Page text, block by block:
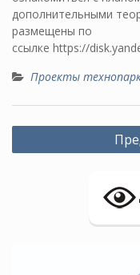
дополнительными
размещены по
ссылке https://
Проекты
Навигация
по